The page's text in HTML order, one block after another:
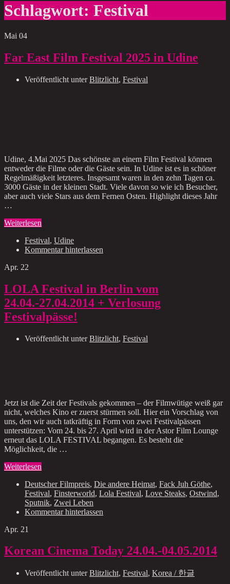
Schlagwort: Festival
Mai 04
Far East Film Festival 2025 in Udine
Veröffentlicht unterBlitzlicht, Festival
Udine, 4.Mai 2025 Das schönste an einem Film Festival können
entweder die Filme oder die Gäste sein. In Udine ist es in schöner
Regelmäßigkeit letzteres. Insgesamt waren in den zehn Tagen ca.
3000 Gäste in der kleinen Stadt. Viele davon so wie ich Besucher,
aber auch viele Stars aus dem Fernen Osten. Highlight dieses Jahr
…
Weiterlesen
Festival, Udine
Kommentar hinterlassen
Apr. 22
LOLA Festival in Berlin vom
24.04.-27.04.2014 + Verlosung
Festivalpässe!
Veröffentlicht unterBlitzlicht, Festival
Jetzt ist die Zeit der Festivals gekommen – der Filmwütige weiß gar
nicht, welches Kino er zuerst stürmen soll. Hier ein Vorschlag von
uns, den wir auch tatkräftig in Form von zwei Festivalpässen
unterstützen: Vom 24. bis 27. April wird in der Astor Film Lounge
erneut das LOLA FESTIVAL begangen. Es besteht die
Möglichkeit, die …
Weiterlesen
Deutscher Filmpreis, Die andere Heimat, Fack Juh Göthe,
Festival, Finsterworld, Lola Festival, Love Steaks, Ostwind,
Sputnik, Zwei Leben
Kommentar hinterlassen
Apr. 21
Korean Cinema Today 24.04.-04.05.2014
Veröffentlicht unterBlitzlicht, Festival, Korea / 한글